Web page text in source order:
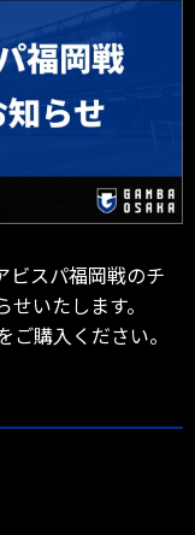
ビスパ福岡戦のチ
いたします。
購入ください。